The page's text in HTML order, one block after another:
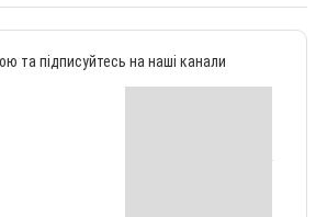
та підписуйтесь на наші канали